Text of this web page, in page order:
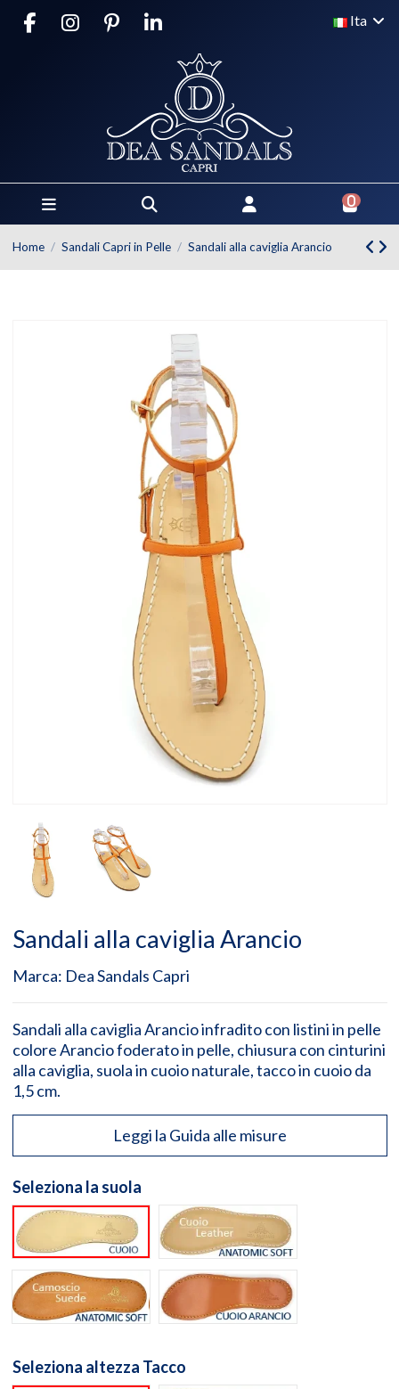
Ita
0
Home Sandali Capri in Pelle Sandali alla caviglia Arancio
Sandali alla caviglia Arancio
Marca: Dea Sandals Capri
Sandali alla caviglia Arancio infradito con listini in pelle
colore Arancio foderato in pelle, chiusura con cinturini
alla caviglia, suola in cuoio naturale, tacco in cuoio da
1,5 cm.
Leggi la Guida alle misure
Seleziona la suola
Suola cuoio naturale
Suola Anatomic Soft
Suola Anatomic Memory Soft Camoscio
Suola Cuoio Arancione
Seleziona altezza Tacco